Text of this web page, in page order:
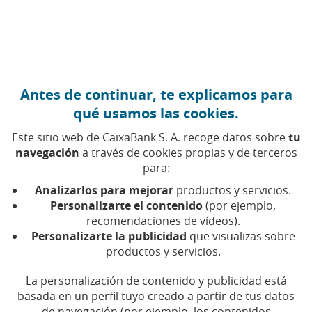
Antes de continuar, te explicamos para
qué usamos las cookies.
Este sitio web de CaixaBank S. A. recoge datos sobretu
navegación a través de cookies propias y de terceros
para:
Analizarlos para mejorar productos y servicios.
Personalizarte el contenido(por ejemplo,
recomendaciones de vídeos).
Personalizarte la publicidad que visualizas sobre
productos y servicios.
La personalización de contenido y publicidad está
basada en un perfil tuyo creado a partir de tus datos
Junta General
Ordinaria de
Accionistas 2022
Gracias por tu participación